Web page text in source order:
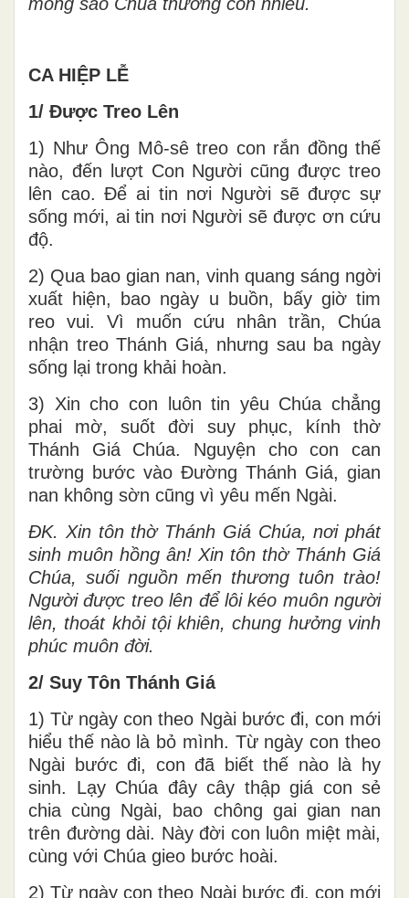
CA HIỆP LỄ
1/ Được Treo Lên
1) Như Ông Mô-sê treo con rắn đồng thế
nào, đến lượt Con Người cũng được treo
lên cao. Để ai tin nơi Người sẽ được sự
sống mới, ai tin nơi Người sẽ được ơn cứu
độ.
2) Qua bao gian nan, vinh quang sáng ngời
xuất hiện, bao ngày u buồn, bấy giờ tim
reo vui. Vì muốn cứu nhân trần, Chúa
nhận treo Thánh Giá, nhưng sau ba ngày
sống lại trong khải hoàn.
3) Xin cho con luôn tin yêu Chúa chẳng
phai mờ, suốt đời suy phục, kính thờ
Thánh Giá Chúa. Nguyện cho con can
trường bước vào Đường Thánh Giá, gian
nan không sờn cũng vì yêu mến Ngài.
ĐK. Xin tôn thờ Thánh Giá Chúa, nơi phát
sinh muôn hồng ân! Xin tôn thờ Thánh Giá
Chúa, suối nguồn mến thương tuôn trào!
Người được treo lên để lôi kéo muôn người
lên, thoát khỏi tội khiên, chung hưởng vinh
phúc muôn đời.
2/ Suy Tôn Thánh Giá
1) Từ ngày con theo Ngài bước đi, con mới
hiểu thế nào là bỏ mình. Từ ngày con theo
Ngài bước đi, con đã biết thế nào là hy
sinh. Lạy Chúa đây cây thập giá con sẻ
chia cùng Ngài, bao chông gai gian nan
trên đường dài. Này đời con luôn miệt mài,
cùng với Chúa gieo bước hoài.
2) Từ ngày con theo Ngài bước đi, con mới